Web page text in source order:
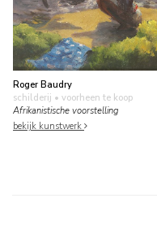
Roger Baudry
schilderij • voorheen te koop
Afrikanistische voorstelling
bekijk kunstwerk